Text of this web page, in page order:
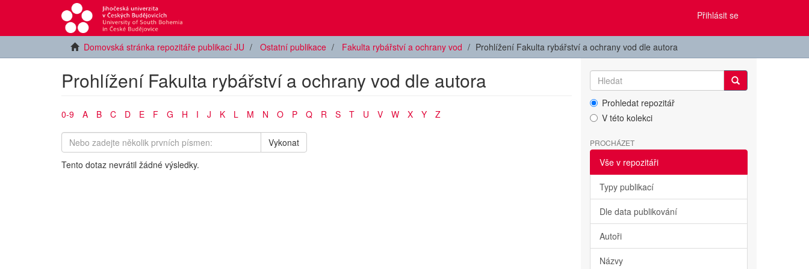
Přihlásit se
Domovská stránka repozitáře publikací JU Ostatní publikace Fakulta rybářství a ochrany vod Prohlížení Fakulta rybářství a ochrany vod dle autora
Prohlížení Fakulta rybářství a ochrany vod dle autora
0-9 A B C D E F G H I J K L M N O P Q R S T U V W X Y Z
Vykonat
Tento dotaz nevrátil žádné výsledky.
Prohledat repozitář
V této kolekci
PROCHÁZET
Vše v repozitáři
Typy publikací
Dle data publikování
Autoři
Názvy